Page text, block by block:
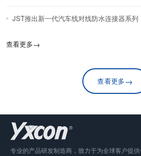
JST推出新一代汽车线对线防水连接器系列
查看更多→
查看更多→
专业的产品研发制造商，致力于为全球客户提供